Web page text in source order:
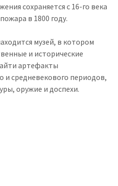
сохраняется с 16-го века
в 1800 году.
музей, в котором
и исторические
артефакты
и средневекового периодов,
оружие и доспехи.